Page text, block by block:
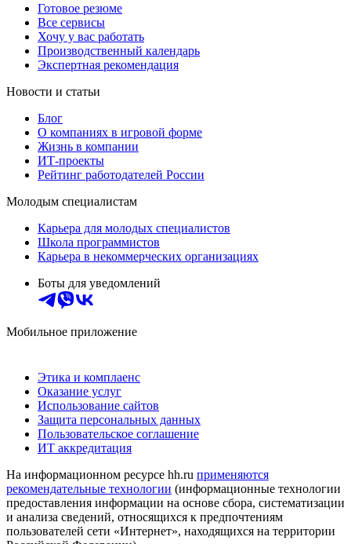
Готовое резюме
Все сервисы
Хочу у вас работать
Производственный календарь
Экспертная рекомендация
Новости и статьи
Блог
О компаниях в игровой форме
Жизнь в компании
ИТ-проекты
Рейтинг работодателей России
Молодым специалистам
Карьера для молодых специалистов
Школа программистов
Карьера в некоммерческих организациях
Боты для уведомлений
Мобильное приложение
Этика и комплаенс
Оказание услуг
Использование сайтов
Защита персональных данных
Пользовательское соглашение
ИТ аккредитация
На информационном ресурсе hh.ru применяются
рекомендательные технологии (информационные технологии
предоставления информации на основе сбора, систематизации
и анализа сведений, относящихся к предпочтениям
пользователей сети «Интернет», находящихся на территории